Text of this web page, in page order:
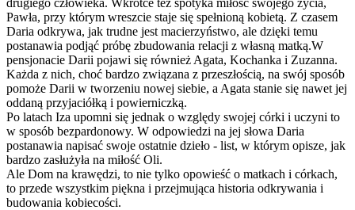
drugiego człowieka. Wkrótce też spotyka miłość swojego życia,
Pawła, przy którym wreszcie staje się spełnioną kobietą. Z czasem
Daria odkrywa, jak trudne jest macierzyństwo, ale dzięki temu
postanawia podjąć próbę zbudowania relacji z własną matką.W
pensjonacie Darii pojawi się również Agata, Kochanka i Zuzanna.
Każda z nich, choć bardzo związana z przeszłością, na swój sposób
pomoże Darii w tworzeniu nowej siebie, a Agata stanie się nawet jej
oddaną przyjaciółką i powierniczką.
Po latach Iza upomni się jednak o względy swojej córki i uczyni to
w sposób bezpardonowy. W odpowiedzi na jej słowa Daria
postanawia napisać swoje ostatnie dzieło - list, w którym opisze, jak
bardzo zasłużyła na miłość Oli.
Ale Dom na krawędzi, to nie tylko opowieść o matkach i córkach,
to przede wszystkim piękna i przejmująca historia odkrywania i
budowania kobiecości.